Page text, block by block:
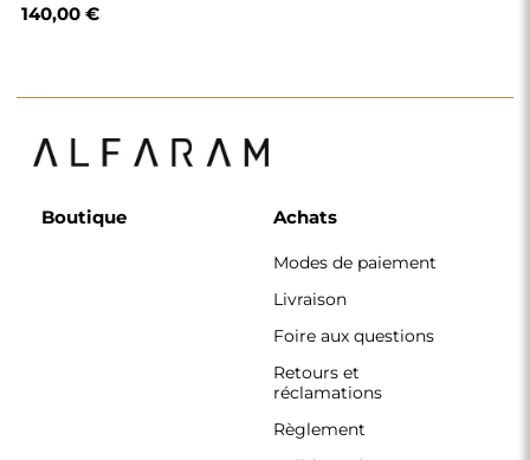
140,00 €
Boutique Achats
Modes de paiement
Livraison
Foire aux questions
Retours et
réclamations
Règlement